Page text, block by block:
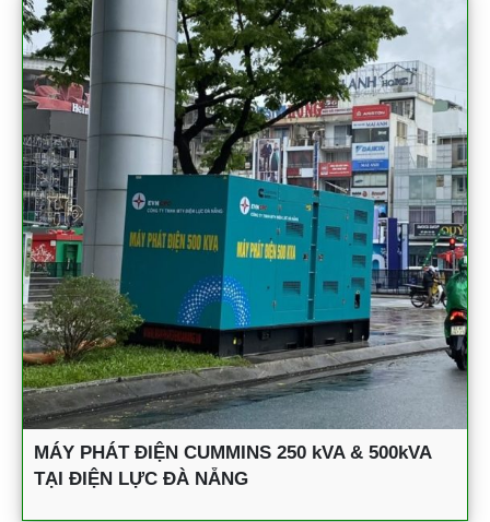
MÁY PHÁT ĐIỆN CUMMINS 250 kVA & 500kVA
TẠI ĐIỆN LỰC ĐÀ NẴNG